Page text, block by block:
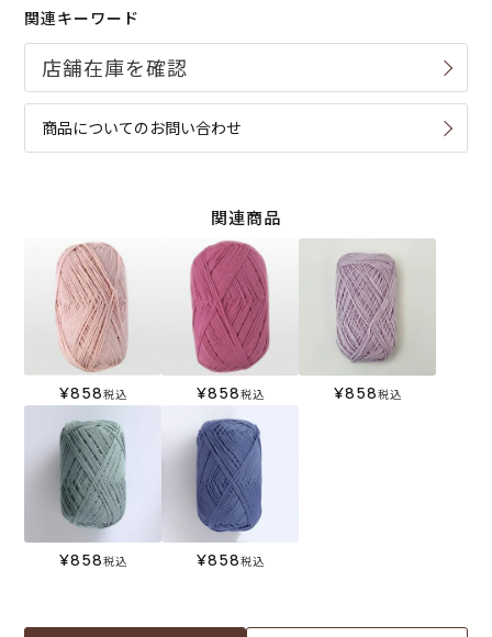
関連キーワード
商品についてのお問い合わせ
関連商品
¥858税込 ¥858税込 ¥858税込
¥858税込 ¥858税込